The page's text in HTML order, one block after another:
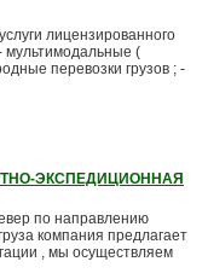
лицензированного
(
перевозки грузов ; -
ЭКСПЕДИЦИОННАЯ
по направлению
компания предлагает
, мы осуществляем